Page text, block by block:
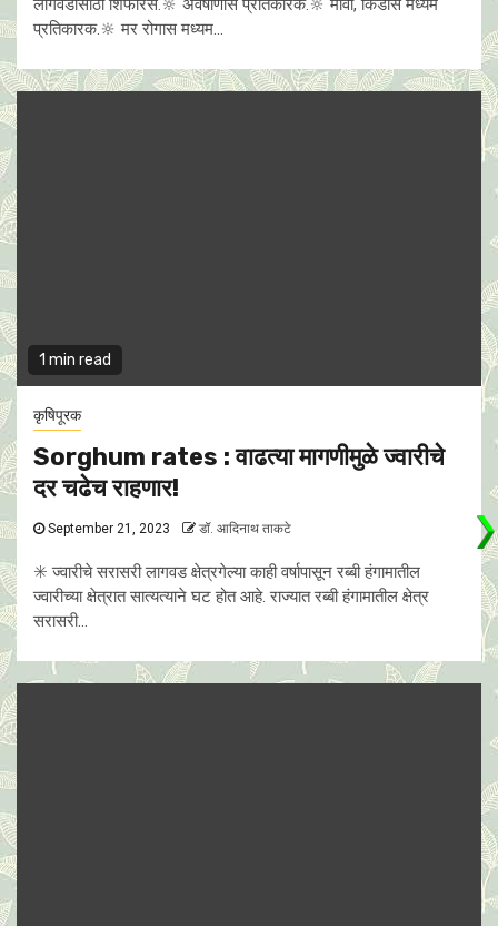
लागवडीसाठी शिफारस.🔆 अवर्षाणास प्रतिकारक.🔆 मावा, किडीस मध्यम
प्रतिकारक.🔆 मर रोगास मध्यम...
1 min read
कृषिपूरक
Sorghum rates : वाढत्या मागणीमुळे ज्वारीचे
दर चढेच राहणार!
September 21, 2023 डॉ. आदिनाथ ताकटे
✳️ ज्वारीचे सरासरी लागवड क्षेत्रगेल्या काही वर्षापासून रब्बी हंगामातील
ज्वारीच्या क्षेत्रात सात्यत्याने घट होत आहे. राज्यात रब्बी हंगामातील क्षेत्र
सरासरी...